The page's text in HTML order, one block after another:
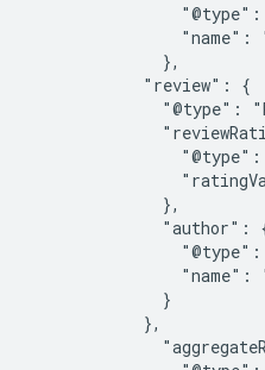
"@type":
"name":
              },
            "review": {
"@type":
"@type":
              },
"author":
"@type":
"name":
              }
            },